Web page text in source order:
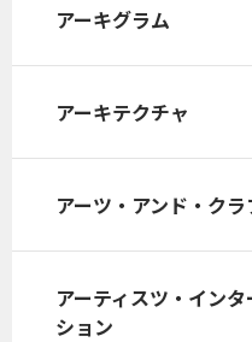
アーキグラム
アーキテクチャ
アーツ・アンド・ク
アーティスツ・イン
ション